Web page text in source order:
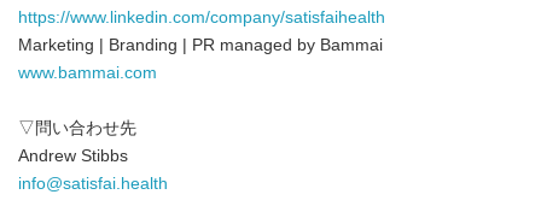
https://www.linkedin.com/company/satisfaihealth
Marketing | Branding | PR managed by Bammai
www.bammai.com
▽問い合わせ先
Andrew Stibbs
info@satisfai.health